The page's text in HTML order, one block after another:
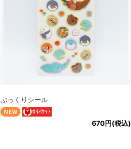
ぷっくりシール
670円(税込)